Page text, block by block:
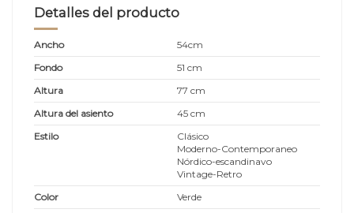
Detalles del producto
Ancho
54cm
Fondo
51 cm
Altura
77 cm
Altura del asiento
45 cm
Estilo
Clásico
Moderno-Contemporaneo
Nórdico-escandinavo
Vintage-Retro
Color
Verde